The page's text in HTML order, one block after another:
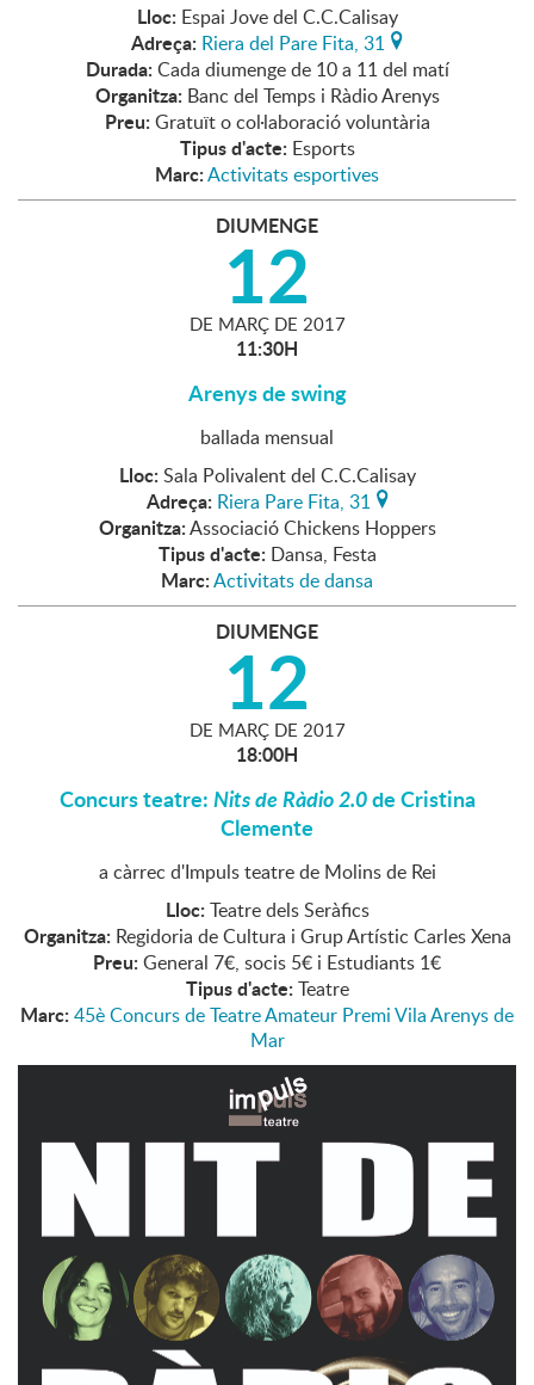
Lloc: Espai Jove del C.C.Calisay
Adreça: Riera del Pare Fita, 31
Durada: Cada diumenge de 10 a 11 del matí
Organitza: Banc del Temps i Ràdio Arenys
Preu: Gratuït o col·laboració voluntària
Tipus d'acte: Esports
Marc:Activitats esportives
DIUMENGE
12
DE MARÇ DE 2017
11:30H
Arenys de swing
ballada mensual
Lloc: Sala Polivalent del C.C.Calisay
Adreça: Riera Pare Fita, 31
Organitza:Associació Chickens Hoppers
Tipus d'acte: Dansa, Festa
Marc:Activitats de dansa
DIUMENGE
12
DE MARÇ DE 2017
18:00H
Concurs teatre:Nits de Ràdio 2.0de Cristina
Clemente
a càrrec d'Impuls teatre de Molins de Rei
Lloc: Teatre dels Seràfics
Organitza: Regidoria de Cultura i Grup Artístic Carles Xena
Preu: General 7€, socis 5€ i Estudiants 1€
Tipus d'acte: Teatre
Marc: 45è Concurs de Teatre Amateur Premi Vila Arenys de
Mar